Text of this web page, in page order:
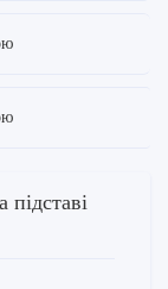
підставі